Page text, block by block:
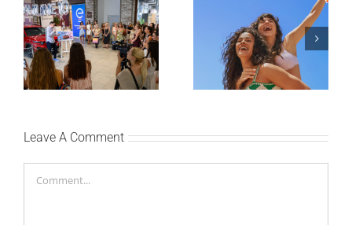
Lilly Drogerie proslavile
10. online rođendan,
uručile automobil
Citroën C3 i najavile
saradnju sa
šampionkom Andreom
Leto menja naše navike
– vreme je da
promenite i beauty
rutinu
Leave A Comment